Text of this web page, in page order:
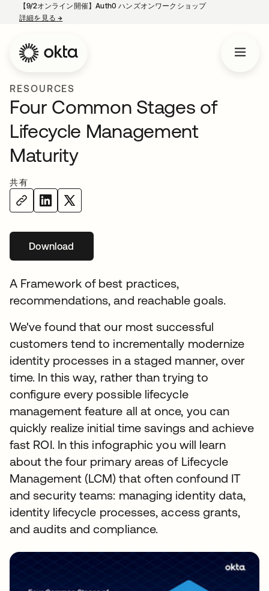
【9/2オンライン開催】Auth0 ハンズオンワークショップ
詳細を見る→
RESOURCES
Four Common Stages of
Lifecycle Management
Maturity
共有
Download
A Framework of best practices,
recommendations, and reachable goals.
We've found that our most successful
customers tend to incrementally modernize
identity processes in a staged manner, over
time. In this way, rather than trying to
configure every possible lifecycle
management feature all at once, you can
quickly realize initial time savings and achieve
fast ROI. In this infographic you will learn
about the four primary areas of Lifecycle
Management (LCM) that often confound IT
and security teams: managing identity data,
identity lifecycle processes, access grants,
and audits and compliance.